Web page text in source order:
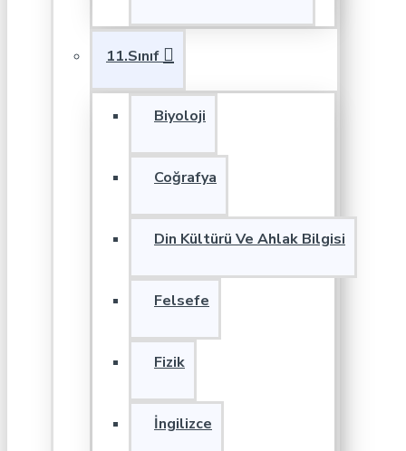
11.Sınıf
Biyoloji
Coğrafya
Din Kültürü Ve Ahlak Bilgisi
Felsefe
Fizik
İngilizce